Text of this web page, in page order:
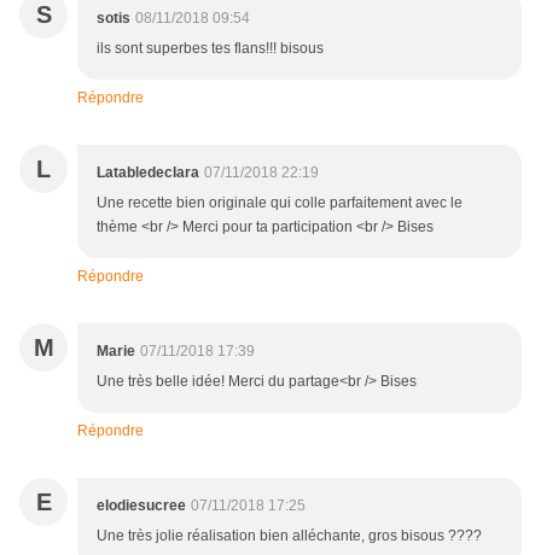
S sotis 08/11/2018 09:54
ils sont superbes tes flans!!! bisous
Répondre
L Latabledeclara 07/11/2018 22:19
Une recette bien originale qui colle parfaitement avec le
thème <br /> Merci pour ta participation <br /> Bises
Répondre
M Marie 07/11/2018 17:39
Une très belle idée! Merci du partage<br /> Bises
Répondre
E elodiesucree 07/11/2018 17:25
Une très jolie réalisation bien alléchante, gros bisous ????